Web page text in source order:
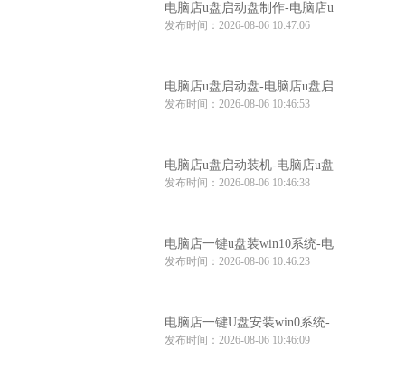
电脑店u盘启动盘制作-电脑店u
盘启动工具怎么用
发布时间：2026-08-06 10:47:06
电脑店u盘启动盘-电脑店u盘启
动盘制作步骤
发布时间：2026-08-06 10:46:53
电脑店u盘启动装机-电脑店u盘
启动装机工具推荐
发布时间：2026-08-06 10:46:38
电脑店一键u盘装win10系统-电
脑店win10系统一键u盘安装
发布时间：2026-08-06 10:46:23
电脑店一键U盘安装win0系统-
电脑店一键u盘安装系统win10
发布时间：2026-08-06 10:46:09